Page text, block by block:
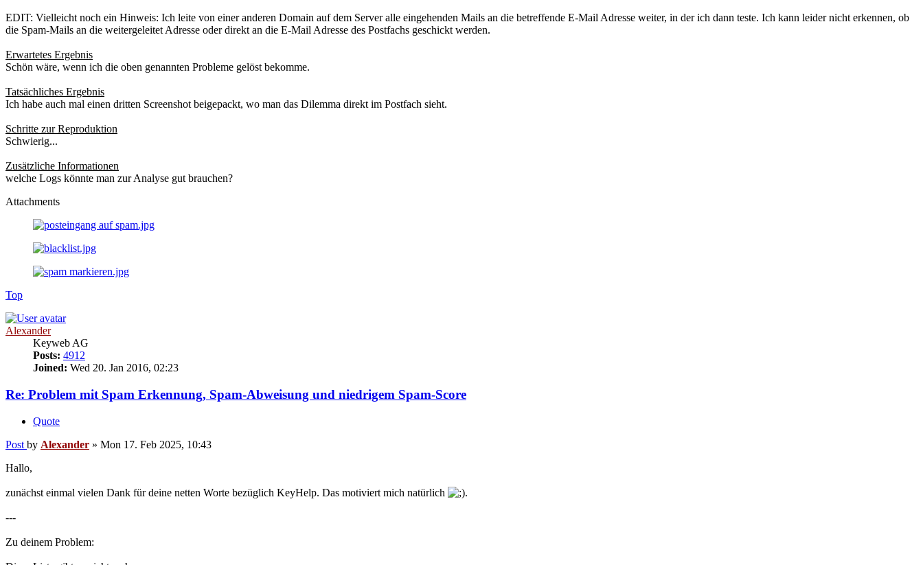
EDIT: Vielleicht noch ein Hinweis: Ich leite von einer anderen Domain auf dem Server alle eingehenden Mails an die betreffende E-Mail Adresse weiter, in der ich dann teste. Ich kann leider nicht erkennen, ob
die Spam-Mails an die weitergeleitet Adresse oder direkt an die E-Mail Adresse des Postfachs geschickt werden.
Erwartetes Ergebnis
Schön wäre, wenn ich die oben genannten Probleme gelöst bekomme.
Tatsächliches Ergebnis
Ich habe auch mal einen dritten Screenshot beigepackt, wo man das Dilemma direkt im Postfach sieht.
Schritte zur Reproduktion
Schwierig...
Zusätzliche Informationen
welche Logs könnte man zur Analyse gut brauchen?
Attachments
Top
Alexander
Keyweb AG
Posts: 4912
Joined: Wed 20. Jan 2016, 02:23
Re: Problem mit Spam Erkennung, Spam-Abweisung und niedrigem Spam-Score
Quote
Post by Alexander » Mon 17. Feb 2025, 10:43
Hallo,
zunächst einmal vielen Dank für deine netten Worte bezüglich KeyHelp. Das motiviert mich natürlich .
---
Zu deinem Problem: